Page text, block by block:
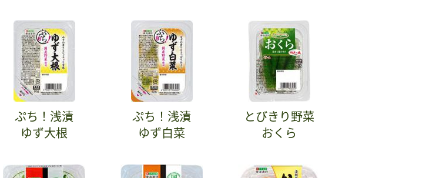
ぷち！浅漬
ゆず大根
ぷち！浅漬
ゆず白菜
とびきり野菜
おくら